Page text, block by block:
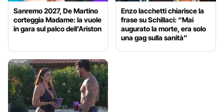
Sanremo 2027, De Martino
corteggia Madame: la vuole
in gara sul palco dell’Ariston
Enzo Iacchetti chiarisce la
frase su Schillaci: “Mai
augurato la morte, era solo
una gag sulla sanità”